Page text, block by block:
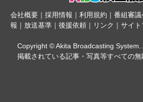
会社概要｜ 採用情報 ｜ 利用規約 ｜ 番組審議
報 ｜ 放送基準 ｜ 後援依頼 ｜ リンク ｜ サイ
Copyright © Akita Broadcasting System.
掲載されている記事・写真等すべての無